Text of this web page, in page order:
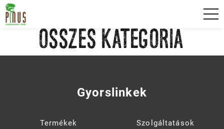
Skip
toPinus fakereskedés főoldal
ÖSSZES KATEGÓRIA
Gyorslinkek
Termékek
Szolgáltatások